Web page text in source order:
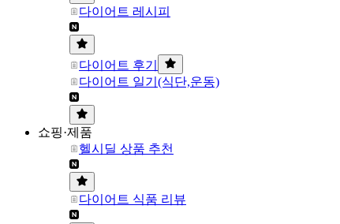
다이어트 레시피
다이어트 후기
다이어트 일기(식단,운동)
쇼핑·제품
헬시딜 상품 추천
다이어트 식품 리뷰